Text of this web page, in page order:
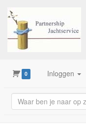
0 Inloggen